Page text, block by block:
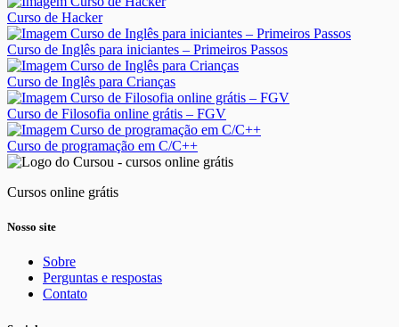
Curso de Hacker
Curso de Inglês para iniciantes – Primeiros Passos
Curso de Inglês para Crianças
Curso de Filosofia online grátis – FGV
Curso de programação em C/C++
Cursos online grátis
Nosso site
Sobre
Perguntas e respostas
Contato